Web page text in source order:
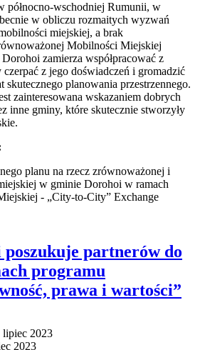
północno-wschodniej Rumunii, w
w obliczu rozmaitych wyzwań
miejskiej, a brak
Mobilności Miejskiej
zamierza współpracować z
czerpać z jego doświadczeń i gromadzić
skutecznego planowania przestrzennego.
zainteresowana wskazaniem dobrych
inne gminy, które skutecznie stworzyły
planu na rzecz zrównoważonej i
w gminie Dorohoi w ramach
- „City-to-City” Exchange
poszukuje partnerów do
programu
prawa i wartości”
2023
2023